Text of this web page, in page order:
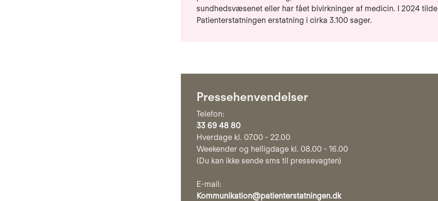
sundhedsvæsenet eller har fået bivirkninger af medicin. I 2024
Patienterstatningen erstatning i cirka 3.100 sager.
Pressehenvendelser
Telefon:
33 69 48 80
Hverdage kl. 07.00 - 22.00
Weekender og helligdage kl. 08.00 - 16.00
(Du kan ikke sende sms til pressevagten)
E-mail:
Kommunikation@patienterstatningen.dk